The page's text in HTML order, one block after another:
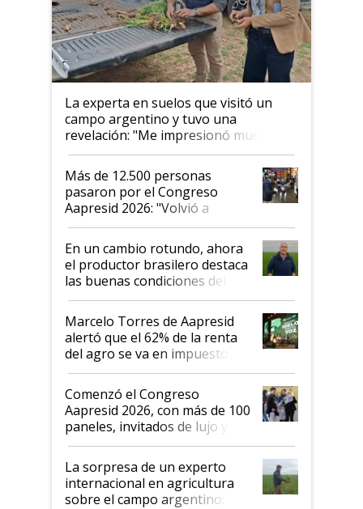
La experta en suelos que visitó un
campo argentino y tuvo una
revelación: "Me impresionó mucho"
Más de 12.500 personas
pasaron por el Congreso
Aapresid 2026: "Volvió a
demostrar que hablar del
suelo es hablar de todo el
sistema productivo"
En un cambio rotundo, ahora
el productor brasilero destaca
las buenas condiciones del
agro argentino para invertir:
"Los veo más motivados"
Marcelo Torres de Aapresid
alertó que el 62% de la renta
del agro se va en impuestos:
"No es bueno que en
Argentina se sigan discutiendo
las mismas cosas de hace 50
años"
Comenzó el Congreso
Aapresid 2026, con más de 100
paneles, invitados de lujo y
todas las tendencias
La sorpresa de un experto
internacional en agricultura
sobre el campo argentino: